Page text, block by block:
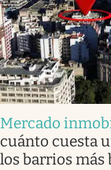
Mercado
cuánto cuesta
los barrios más